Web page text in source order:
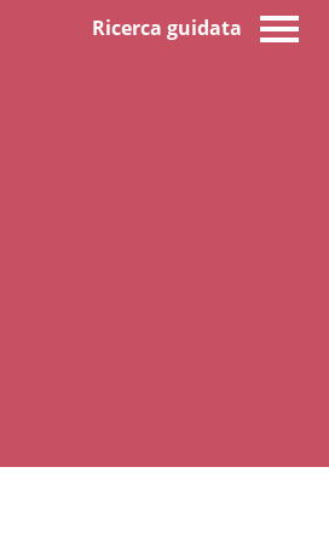
Ricerca guidata